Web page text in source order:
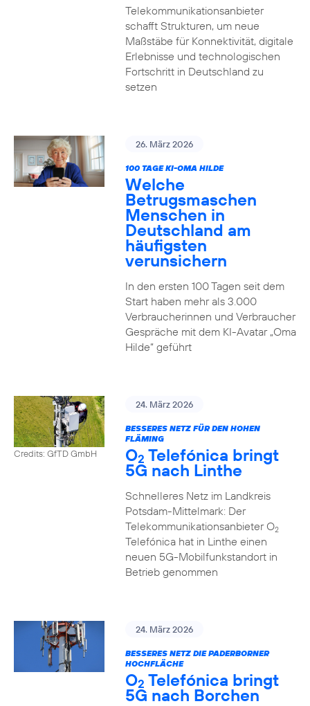
Telekommunikationsanbieter
schafft Strukturen, um neue
Maßstäbe für Konnektivität, digitale
Erlebnisse und technologischen
Fortschritt in Deutschland zu
setzen
26. März 2026
100 TAGE KI-OMA HILDE
Welche
Betrugsmaschen
Menschen in
Deutschland am
häufigsten
verunsichern
In den ersten 100 Tagen seit dem
Start haben mehr als 3.000
Verbraucherinnen und Verbraucher
Gespräche mit dem KI-Avatar „Oma
Hilde“ geführt
Credits: GfTD GmbH
24. März 2026
BESSERES NETZ FÜR DEN HOHEN
FLÄMING
O2 Telefónica bringt
5G nach Linthe
Schnelleres Netz im Landkreis
Potsdam-Mittelmark: Der
Telekommunikationsanbieter O2
Telefónica hat in Linthe einen
neuen 5G-Mobilfunkstandort in
Betrieb genommen
24. März 2026
BESSERES NETZ DIE PADERBORNER
HOCHFLÄCHE
O2 Telefónica bringt
5G nach Borchen